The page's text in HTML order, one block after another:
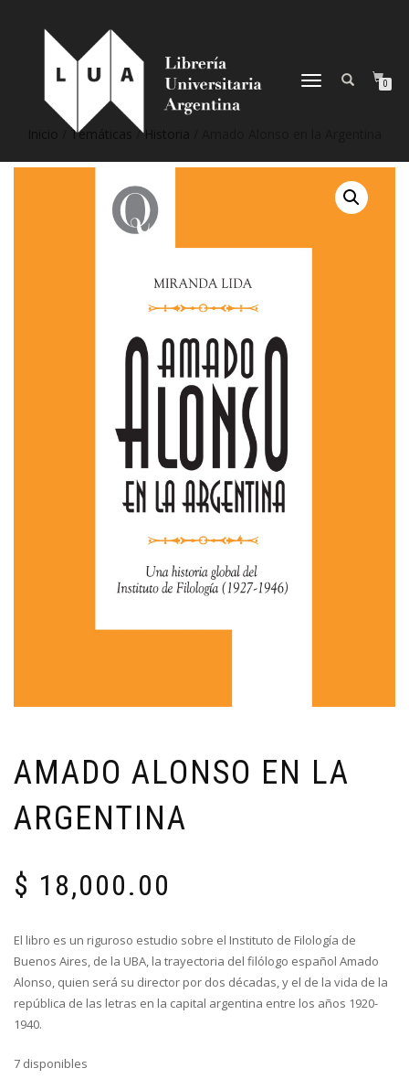
NAVEGACIÓN
0
Temáticas /
AMADO ALONSO EN LA
ARGENTINA
$ 18,000.00
El libro es un riguroso estudio sobre el Instituto de Filología de
Buenos Aires, de la UBA, la trayectoria del filólogo español Amado
Alonso, quien será su director por dos décadas, y el de la vida de la
república de las letras en la capital argentina entre los años 1920-
1940.
7 disponibles